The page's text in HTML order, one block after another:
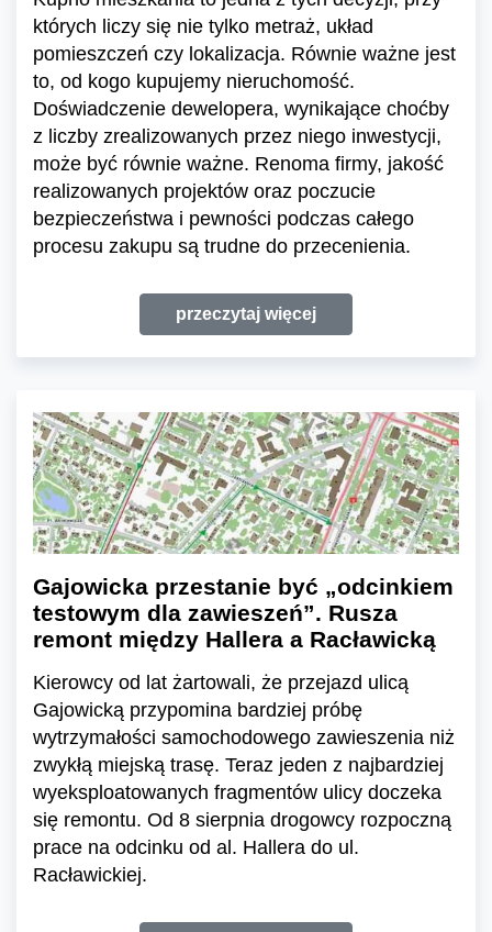
których liczy się nie tylko metraż, układ
pomieszczeń czy lokalizacja. Równie ważne jest
to, od kogo kupujemy nieruchomość.
Doświadczenie dewelopera, wynikające choćby
z liczby zrealizowanych przez niego inwestycji,
może być równie ważne. Renoma firmy, jakość
realizowanych projektów oraz poczucie
bezpieczeństwa i pewności podczas całego
procesu zakupu są trudne do przecenienia.
przeczytaj więcej
Gajowicka przestanie być „odcinkiem
testowym dla zawieszeń”. Rusza
remont między Hallera a Racławicką
Kierowcy od lat żartowali, że przejazd ulicą
Gajowicką przypomina bardziej próbę
wytrzymałości samochodowego zawieszenia niż
zwykłą miejską trasę. Teraz jeden z najbardziej
wyeksploatowanych fragmentów ulicy doczeka
się remontu. Od 8 sierpnia drogowcy rozpoczną
prace na odcinku od al. Hallera do ul.
Racławickiej.